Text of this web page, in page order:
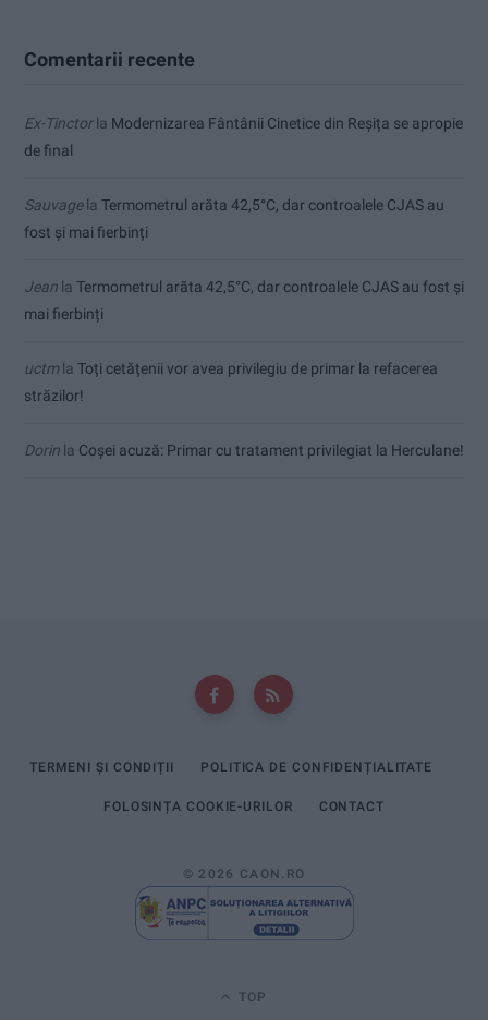
Comentarii recente
Ex-Tinctorla Modernizarea Fântânii Cinetice din Reșița se apropie
de final
Sauvagela Termometrul arăta 42,5°C, dar controalele CJAS au
fost și mai fierbinți
Jean la Termometrul arăta 42,5°C, dar controalele CJAS au fost și
mai fierbinți
uctmla Toți cetățenii vor avea privilegiu de primar la refacerea
străzilor!
Dorin la Coșei acuză: Primar cu tratament privilegiat la Herculane!
TERMENI ȘI CONDIȚII POLITICA DE CONFIDENȚIALITATE
FOLOSINȚA COOKIE-URILOR CONTACT
© 2026 CAON.RO
TOP